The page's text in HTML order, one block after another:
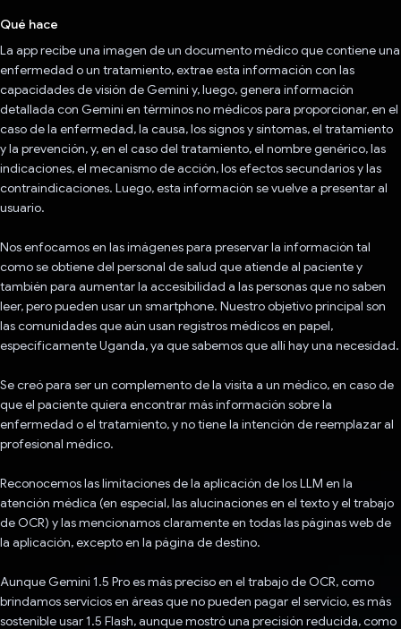
Qué hace
La app recibe una imagen de un documento médico que contiene una
enfermedad o un tratamiento, extrae esta información con las
capacidades de visión de Gemini y, luego, genera información
detallada con Gemini en términos no médicos para proporcionar, en el
caso de la enfermedad, la causa, los signos y síntomas, el tratamiento
y la prevención, y, en el caso del tratamiento, el nombre genérico, las
indicaciones, el mecanismo de acción, los efectos secundarios y las
contraindicaciones. Luego, esta información se vuelve a presentar al
usuario.
Nos enfocamos en las imágenes para preservar la información tal
como se obtiene del personal de salud que atiende al paciente y
también para aumentar la accesibilidad a las personas que no saben
leer, pero pueden usar un smartphone. Nuestro objetivo principal son
las comunidades que aún usan registros médicos en papel,
específicamente Uganda, ya que sabemos que allí hay una necesidad.
Se creó para ser un complemento de la visita a un médico, en caso de
que el paciente quiera encontrar más información sobre la
enfermedad o el tratamiento, y no tiene la intención de reemplazar al
profesional médico.
Reconocemos las limitaciones de la aplicación de los LLM en la
atención médica (en especial, las alucinaciones en el texto y el trabajo
de OCR) y las mencionamos claramente en todas las páginas web de
la aplicación, excepto en la página de destino.
Aunque Gemini 1.5 Pro es más preciso en el trabajo de OCR, como
brindamos servicios en áreas que no pueden pagar el servicio, es más
sostenible usar 1.5 Flash, aunque mostró una precisión reducida, como